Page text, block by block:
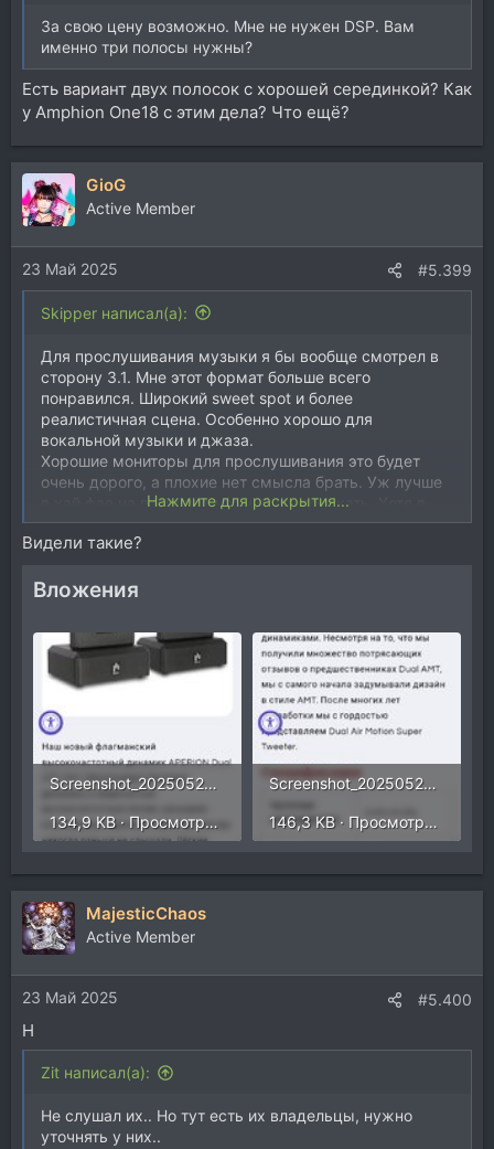
За свою цену возможно. Мне не нужен DSP. Вам
именно три полосы нужны?
Есть вариант двух полосок с хорошей серединкой? Как
у Amphion One18 с этим дела? Что ещё?
GioG
Active Member
23 Май 2025 #5.399
Skipper написал(а):
Для прослушивания музыки я бы вообще смотрел в
сторону 3.1. Мне этот формат больше всего
понравился. Широкий sweet spot и более
реалистичная сцена. Особенно хорошо для
вокальной музыки и джаза.
Хорошие мониторы для прослушивания это будет
очень дорого, а плохие нет смысла брать. Уж лучше
в хай фае на вторичке что нибудь поискать. Хотя в
дорогом сегменте акустики понятие "мониторы-не
мониторы" весьма относительно.
Нажмите для раскрытия...
Видели такие?
Вложения
Screenshot_20250523_183401_Yandex Start.jpg
134,9 KB · Просмотры: 224
Screenshot_20250523_183429_Yandex Start.jpg
146,3 KB · Просмотры: 243
MajesticChaos
Active Member
23 Май 2025 #5.400
Н
Zit написал(а):
Не слушал их.. Но тут есть их владельцы, нужно
уточнять у них..